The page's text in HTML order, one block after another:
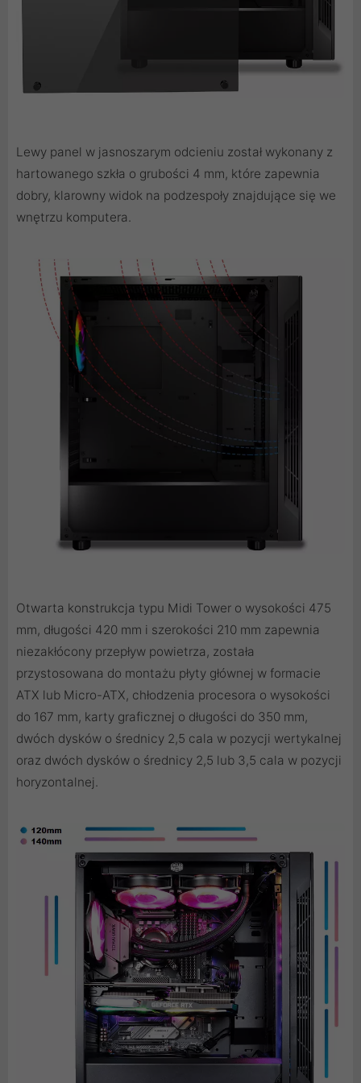
Lewy panel w jasnoszarym odcieniu został wykonany z
hartowanego szkła o grubości 4 mm, które zapewnia
dobry, klarowny widok na podzespoły znajdujące się we
wnętrzu komputera.
Otwarta konstrukcja typu Midi Tower o wysokości 475
mm, długości 420 mm i szerokości 210 mm zapewnia
niezakłócony przepływ powietrza, została
przystosowana do montażu płyty głównej w formacie
ATX lub Micro-ATX, chłodzenia procesora o wysokości
do 167 mm, karty graficznej o długości do 350 mm,
dwóch dysków o średnicy 2,5 cala w pozycji wertykalnej
oraz dwóch dysków o średnicy 2,5 lub 3,5 cala w pozycji
horyzontalnej.